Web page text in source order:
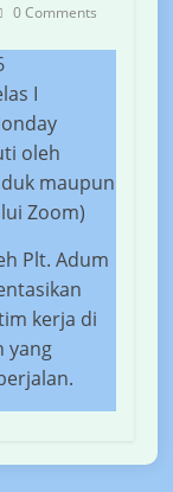
0 Comments
I
oleh
maupun
Zoom)
Plt. Adum
kerja di
yang